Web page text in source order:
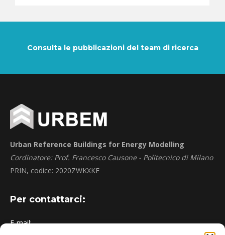
Consulta le pubblicazioni del team di ricerca
Urban Reference Buildings for Energy Modelling
Cordinatore: Prof. Francesco Causone - Politecnico di Milano
PRIN, codice: 2020ZWKXKE
Per contattarci:
E-mail: